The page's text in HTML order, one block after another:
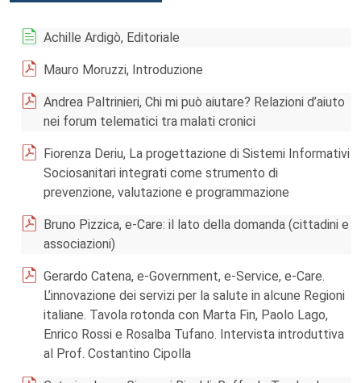
Achille Ardigò, Editoriale
Mauro Moruzzi, Introduzione
Andrea Paltrinieri, Chi mi può aiutare? Relazioni d’aiuto
nei forum telematici tra malati cronici
Fiorenza Deriu, La progettazione di Sistemi Informativi
Sociosanitari integrati come strumento di
prevenzione, valutazione e programmazione
Bruno Pizzica, e-Care: il lato della domanda (cittadini e
associazioni)
Gerardo Catena, e-Government, e-Service, e-Care.
L’innovazione dei servizi per la salute in alcune Regioni
italiane. Tavola rotonda con Marta Fin, Paolo Lago,
Enrico Rossi e Rosalba Tufano. Intervista introduttiva
al Prof. Costantino Cipolla